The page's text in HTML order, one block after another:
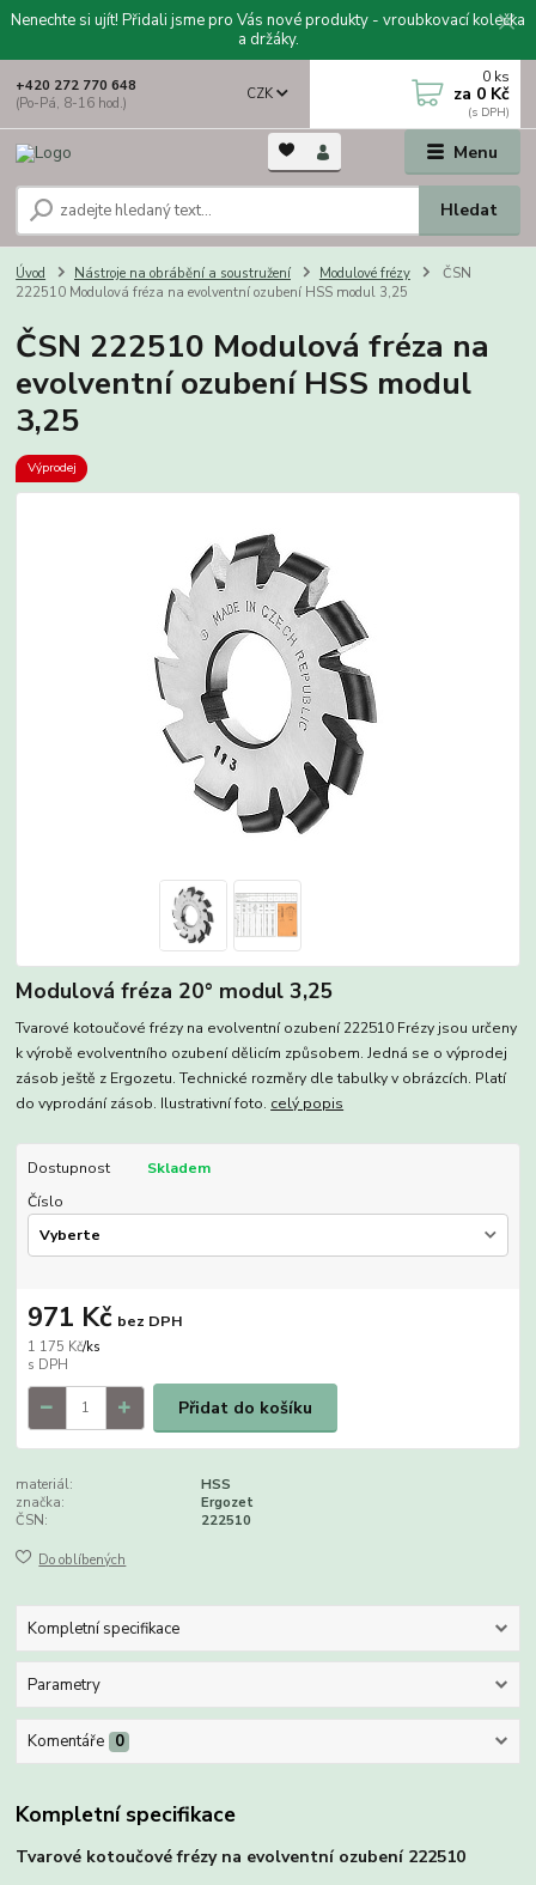
Nenechte si ujít! Přidali jsme pro Vás nové produkty - vroubkovací kolečka
a držáky.
Menu
CZK
Hledat
+420 272 770 648
(Po-Pá, 8-16 hod.)
0 ks
za 0 Kč
Úvod Nástroje na obrábění a soustružení Modulové frézy
ČSN
222510 Modulová fréza na evolventní ozubení HSS modul 3,25
ČSN 222510 Modulová fréza na
evolventní ozubení HSS modul
3,25
Výprodej
Modulová fréza 20° modul 3,25
Tvarové kotoučové frézy na evolventní ozubení 222510 Frézy jsou určeny
k výrobě evolventního ozubení dělicím způsobem. Jedná se o výprodej
zásob ještě z Ergozetu. Technické rozměry dle tabulky v obrázcích. Platí
do vyprodání zásob. Ilustrativní foto. celý popis
Dostupnost
Skladem
Číslo
1 175 Kč/ks
971 Kč bez DPH
Přidat do košíku
materiál:
HSS
značka:
Ergozet
ČSN:
222510
Do oblíbených
Kompletní specifikace
Parametry
Komentáře 0
Kompletní specifikace
Tvarové kotoučové frézy na evolventní ozubení 222510